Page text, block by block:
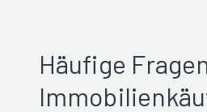
Häufige